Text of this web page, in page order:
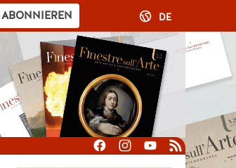
ABONNIEREN DE